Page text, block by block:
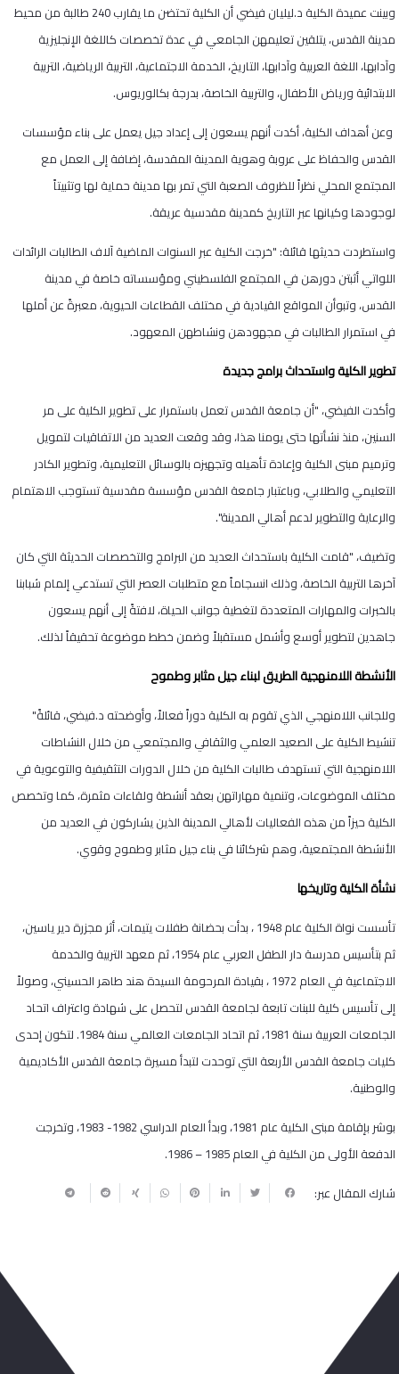
وبينت عميدة الكلية د.ليليان فيضي أن الكلية تحتضن ما يقارب 240 طالبة من محيط
مدينة القدس، يتلقين تعليمهن الجامعي في عدة تخصصات كاللغة الإنجليزية
وآدابها، اللغة العربية وآدابها، التاريخ، الخدمة الاجتماعية، التربية الرياضية، التربية
الابتدائية ورياض الأطفال، والتربية الخاصة، بدرجة بكالوريوس.
وعن أهداف الكلية، أكدت أنهم يسعون إلى إعداد جيل يعمل على بناء مؤسسات
القدس والحفاظ على عروبة وهوية المدينة المقدسة، إضافة إلى العمل مع
المجتمع المحلي نظراً للظروف الصعبة التي تمر بها مدينة حماية لها وتثبيتاً
لوجودها وكيانها عبر التاريخ كمدينة مقدسية عريقة.
واستطردت حديثها قائلة: "خرجت الكلية عبر السنوات الماضية آلاف الطالبات الرائدات
اللواتي أثبتن دورهن في المجتمع الفلسطيني ومؤسساته خاصة في مدينة
القدس، وتبوأن المواقع القيادية في مختلف القطاعات الحيوية، معبرةً عن أملها
في استمرار الطالبات في مجهودهن ونشاطهن المعهود.
تطوير الكلية واستحداث برامج جديدة
وأكدت الفيضي، "أن جامعة القدس تعمل باستمرار على تطوير الكلية على مر
السنين، منذ نشأتها حتى يومنا هذا، وقد وقعت العديد من الاتفاقيات لتمويل
وترميم مبنى الكلية وإعادة تأهيله وتجهيزه بالوسائل التعليمية، وتطوير الكادر
التعليمي والطلابي، وباعتبار جامعة القدس مؤسسة مقدسية تستوجب الاهتمام
والرعاية والتطوير لدعم أهالي المدينة".
وتضيف، "قامت الكلية باستحداث العديد من البرامج والتخصصات الحديثة التي كان
آخرها التربية الخاصة، وذلك انسجاماً مع متطلبات العصر التي تستدعي إلمام شبابنا
بالخبرات والمهارات المتعددة لتغطية جوانب الحياة، لافتةً إلى أنهم يسعون
جاهدين لتطوير أوسع وأشمل مستقبلاً وضمن خطط موضوعة تحقيقاً لذلك.
الأنشطة اللامنهجية الطريق لبناء جيل مثابر وطموح
وللجانب اللامنهجي الذي تقوم به الكلية دوراً فعالاً، وأوضحته د.فيضي، قائلةً"
تنشيط الكلية على الصعيد العلمي والثقافي والمجتمعي من خلال النشاطات
اللامنهجية التي تستهدف طالبات الكلية من خلال الدورات التثقيفية والتوعوية في
مختلف الموضوعات، وتنمية مهاراتهن بعقد أنشطة ولقاءات مثمرة، كما وتخصص
الكلية حيزاً من هذه الفعاليات لأهالي المدينة الذين يشاركون في العديد من
الأنشطة المجتمعية، وهم شركائنا في بناء جيل مثابر وطموح وقوي.
نشأة الكلية وتاريخها
تأسست نواة الكلية عام 1948 ، بدأت بحضانة طفلات يتيمات، أثر مجزرة دير ياسين،
ثم بتأسيس مدرسة دار الطفل العربي عام 1954، ثم معهد التربية والخدمة
الاجتماعية في العام 1972 ، بقيادة المرحومة السيدة هند طاهر الحسيني، وصولاً
إلى تأسيس كلية للبنات تابعة لجامعة القدس لتحصل على شهادة واعتراف اتحاد
الجامعات العربية سنة 1981، ثم اتحاد الجامعات العالمي سنة 1984. لتكون إحدى
كليات جامعة القدس الأربعة التي توحدت لتبدأ مسيرة جامعة القدس الأكاديمية
والوطنية.
بوشر بإقامة مبنى الكلية عام 1981، وبدأ العام الدراسي 1982- 1983، وتخرجت
الدفعة الأولى من الكلية في العام 1985 – 1986.
شارك المقال عبر: